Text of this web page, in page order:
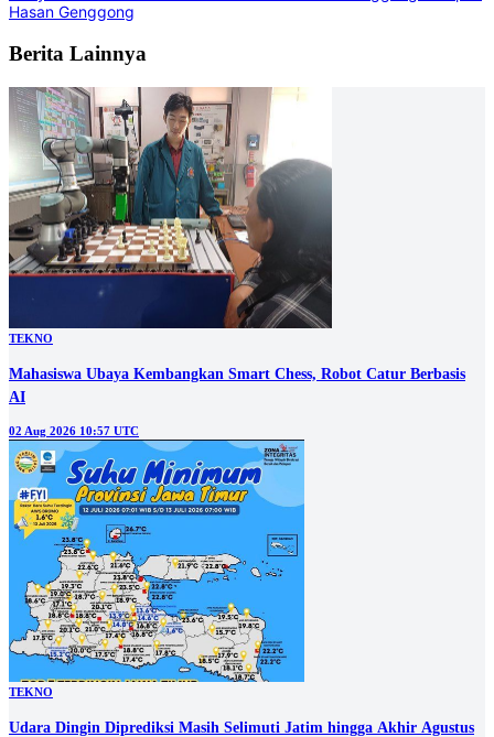
Hasan Genggong
Berita Lainnya
TEKNO
Mahasiswa Ubaya Kembangkan Smart Chess, Robot Catur Berbasis
AI
02 Aug 2026 10:57 UTC
TEKNO
Udara Dingin Diprediksi Masih Selimuti Jatim hingga Akhir Agustus